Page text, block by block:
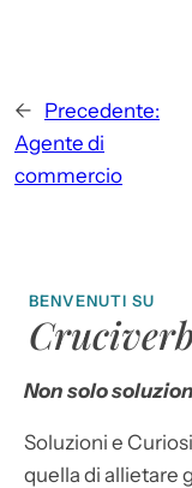
← Precedente:
Agente di
commercio
BENVENUTI SU
Non solo
Soluzioni e
quella di allietare